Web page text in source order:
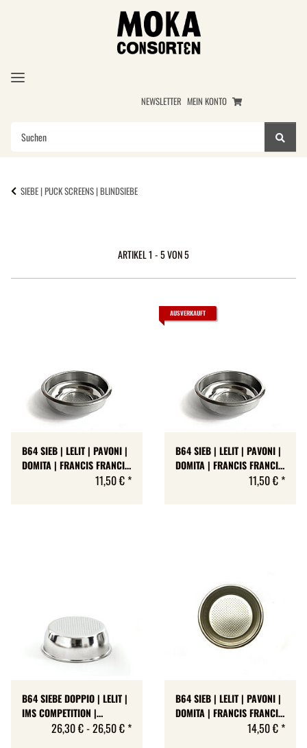
NEWSLETTER MEIN KONTO
SIEBE | PUCK SCREENS | BLINDSIEBE
ARTIKEL 1 - 5 VON 5
B64 SIEB | LELIT | PAVONI |
DOMITA | FRANCIS FRANCIS
| 6 BIS 8 GR | H 20.5 MM
11,50 € *
AUSVERKAUFT
B64 SIEB | LELIT | PAVONI |
DOMITA | FRANCIS FRANCIS
| 7 BIS 9 GR | H 21.5 MM
11,50 € *
B64 SIEBE DOPPIO | LELIT |
IMS COMPETITION |
ZYLINDRISCH-KONISCH | 2
26,30 € -26,50 € *
B64 SIEB | LELIT | PAVONI |
DOMITA | FRANCIS FRANCIS
| LT2T465 | 16-18 GR | H
14,50 € *